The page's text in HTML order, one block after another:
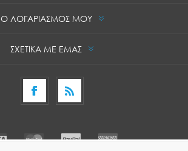
Ο ΛΟΓΑΡΙΑΣΜΟΣ ΜΟΥ
ΣΧΕΤΙΚΑ ΜΕ ΕΜΑΣ